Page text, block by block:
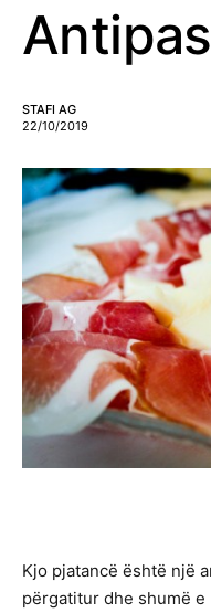
STAFI AG
22/10/2019
Kjo pjatancë është një
përgatitur dhe shumë